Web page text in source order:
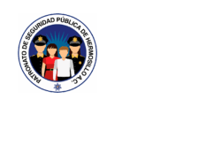
contenido